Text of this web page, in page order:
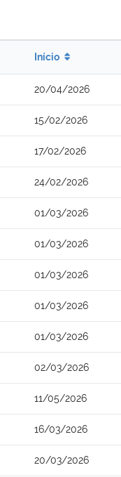
Início
20/04/2026
15/02/2026
17/02/2026
24/02/2026
01/03/2026
01/03/2026
01/03/2026
01/03/2026
01/03/2026
02/03/2026
11/05/2026
16/03/2026
20/03/2026